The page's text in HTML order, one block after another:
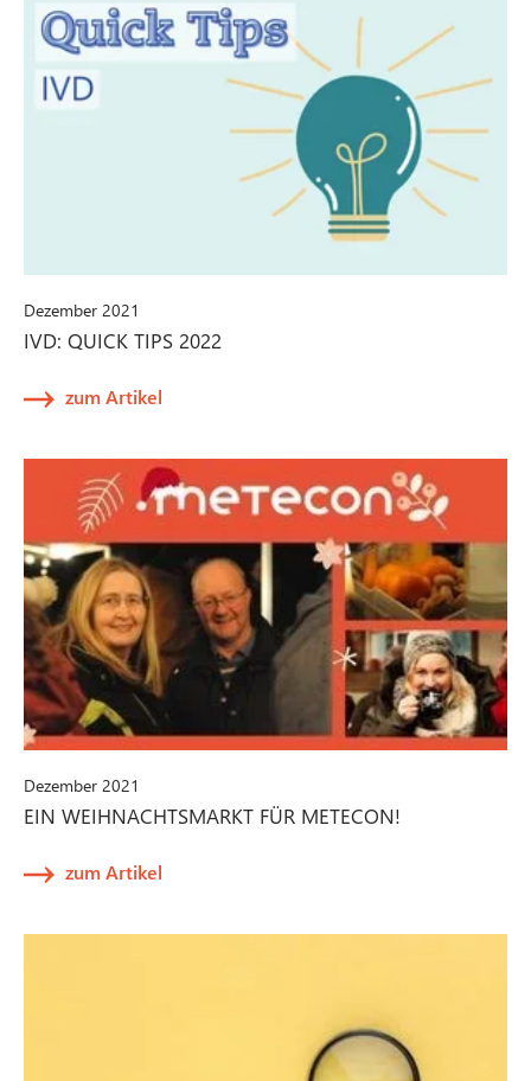
Dezember 2021
IVD: QUICK TIPS 2022
zum Artikel
Dezember 2021
EIN WEIHNACHTSMARKT FÜR METECON!
zum Artikel